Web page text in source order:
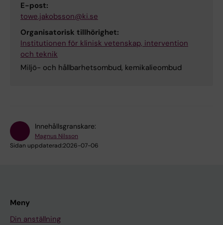
E-post:
towe.jakobsson@ki.se
Organisatorisk tillhörighet:
Institutionen för klinisk vetenskap, intervention
och teknik
Miljö- och hållbarhetsombud, kemikalieombud
Innehållsgranskare:
Magnus Nilsson
Sidan uppdaterad:2026-07-06
Meny
Din anställning